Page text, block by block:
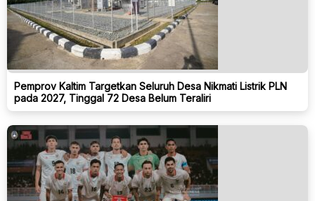
Pemprov Kaltim Targetkan Seluruh Desa Nikmati Listrik PLN
pada 2027, Tinggal 72 Desa Belum Teraliri